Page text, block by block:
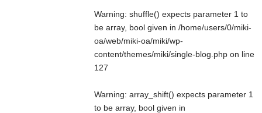
Warning: shuffle() expects parameter 1 to
be array, bool given in/home/users/0/miki-
oa/web/miki-oa/miki/wp-
content/themes/miki/single-blog.php on line
127
Warning: array_shift() expects parameter 1
to be array, bool given in